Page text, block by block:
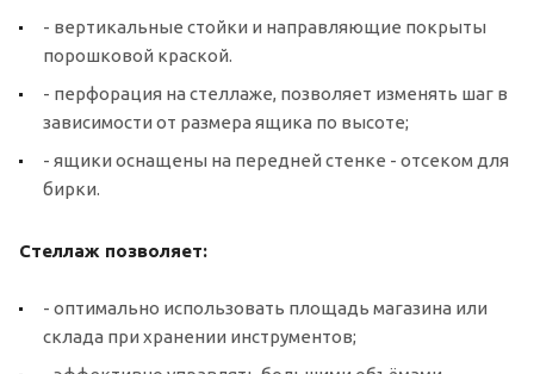
- вертикальные стойки и направляющие покрыты
порошковой краской.
- перфорация на стеллаже, позволяет изменять шаг в
зависимости от размера ящика по высоте;
- ящики оснащены на передней стенке - отсеком для
бирки.
Стеллаж позволяет:
- оптимально использовать площадь магазина или
склада при хранении инструментов;